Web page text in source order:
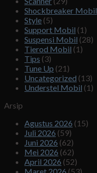
Shockbreaker Mobil
Style (5)
Support Mobil (1)
Suspensi Mobil (28)
Tierod Mobil (1)
Tips (3)
Tune Up (21)
Uncategorized (13)
Understel Mobil (1)
Arsip
Agustus 2026 (15)
Juli 2026 (59)
Juni 2026 (62)
Mei 2026 (62)
April 2026 (52)